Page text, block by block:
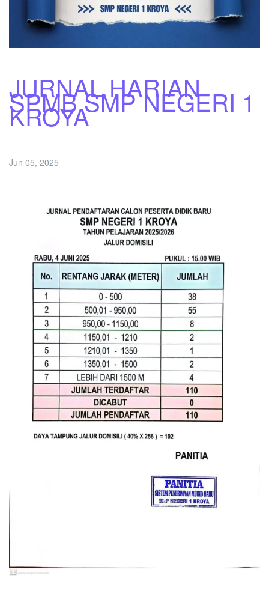
JURNAL HARIAN
SPMB SMP NEGERI 1
KROYA
Jun 05, 2025